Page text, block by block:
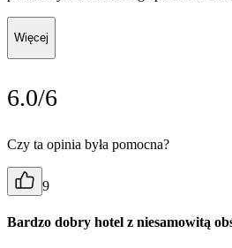
Więcej
6.0/6
Czy ta opinia była pomocna?
9
Bardzo dobry hotel z niesamowitą